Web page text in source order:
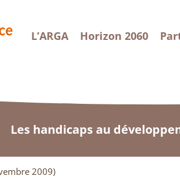
L’ARGA Horizon 2060
Les handicaps au
2009)